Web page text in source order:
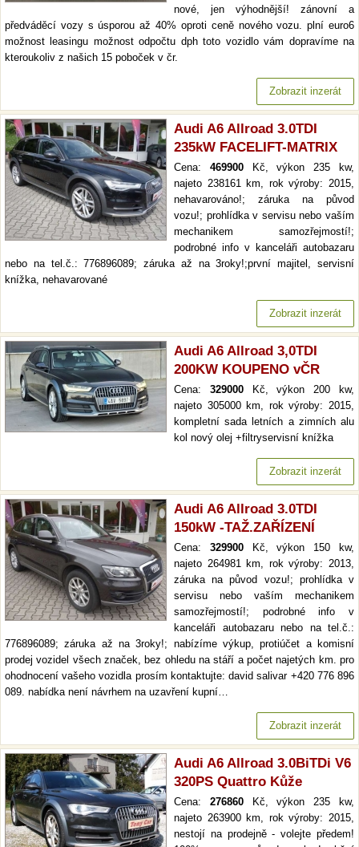
nové, jen výhodnější! zánovní a
předváděcí vozy s úsporou až 40% oproti ceně nového vozu. plní euro6
možnost leasingu možnost odpočtu dph toto vozidlo vám dopravíme na
kteroukoliv z našich 15 poboček v čr.
Zobrazit inzerát
Audi A6 Allroad 3.0TDI
235kW FACELIFT-MATRIX
Cena: 469900Kč, výkon 235 kw,
najeto 238161 km, rok výroby: 2015,
nehavarováno!; záruka na původ
vozu!; prohlídka v servisu nebo vaším
mechanikem samozřejmostí!;
podrobné info v kanceláři autobazaru
nebo na tel.č.: 776896089; záruka až na 3roky!;první majitel, servisní
knížka, nehavarované
Zobrazit inzerát
Audi A6 Allroad 3,0TDI
200KW KOUPENO vČR
Cena: 329000Kč, výkon 200 kw,
najeto 305000 km, rok výroby: 2015,
kompletní sada letních a zimních alu
kol nový olej +filtryservisní knížka
Zobrazit inzerát
Audi A6 Allroad 3.0TDI
150kW -TAŽ.ZAŘÍZENÍ
Cena: 329900Kč, výkon 150 kw,
najeto 264981 km, rok výroby: 2013,
záruka na původ vozu!; prohlídka v
servisu nebo vaším mechanikem
samozřejmostí!; podrobné info v
kanceláři autobazaru nebo na tel.č.:
776896089; záruka až na 3roky!; nabízíme výkup, protiúčet a komisní
prodej vozidel všech značek, bez ohledu na stáří a počet najetých km. pro
ohodnocení vašeho vozidla prosím kontaktujte: david salivar +420 776 896
089. nabídka není návrhem na uzavření kupní…
Zobrazit inzerát
Audi A6 Allroad 3.0BiTDi V6
320PS Quattro Kůže
Cena: 276860Kč, výkon 235 kw,
najeto 263900 km, rok výroby: 2015,
nestojí na prodejně - volejte předem!